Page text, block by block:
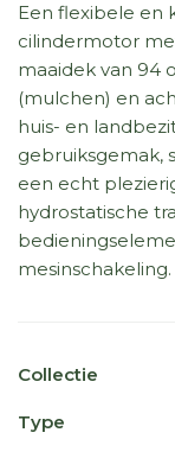
Een flexibele en
cilindermotor
maaidek van 94
(mulchen) en
huis- en
gebruiksgemak,
een echt
hydrostatische
mesinschakeling.
Collectie
Type